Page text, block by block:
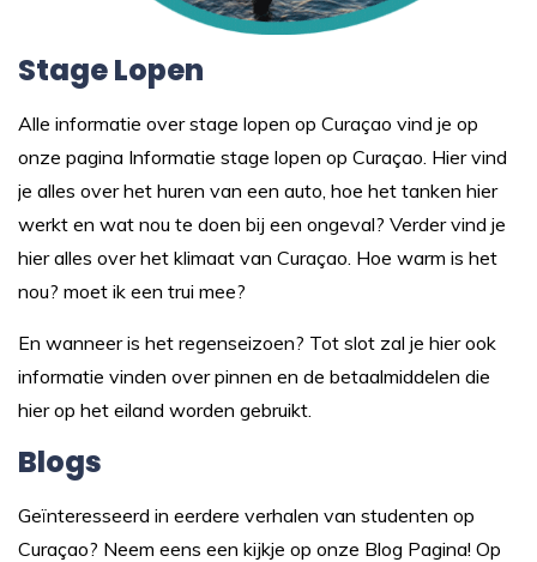
Stage Lopen
Alle informatie over stage lopen op Curaçao vind je op
onze pagina Informatie stage lopen op Curaçao. Hier vind
je alles over het huren van een auto, hoe het tanken hier
werkt en wat nou te doen bij een ongeval? Verder vind je
hier alles over het klimaat van Curaçao. Hoe warm is het
nou? moet ik een trui mee?
En wanneer is het regenseizoen? Tot slot zal je hier ook
informatie vinden over pinnen en de betaalmiddelen die
hier op het eiland worden gebruikt.
Blogs
Geïnteresseerd in eerdere verhalen van studenten op
Curaçao? Neem eens een kijkje op onze Blog Pagina! Op